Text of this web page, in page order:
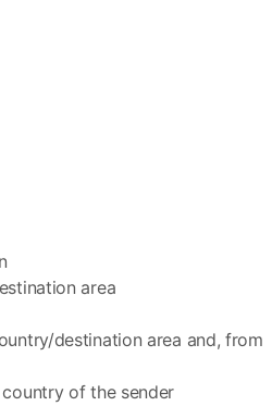
area
destination area and, from
of the sender